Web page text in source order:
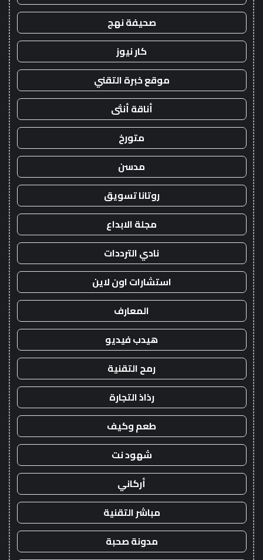
صحيفة نهج
كار نيوز
موقع خبرة التقني
أناقة أنثى
متورخ
مدسن
روتانا تسويق
مجلة الابداع
نادي الترددات
استشارات اون لاين
المعارف
هيدب فيديو
رمح التقنية
رذاذ التجارة
طعم وكيف
شهود نت
أركاني
مباشر التقنية
مدونة صحبة